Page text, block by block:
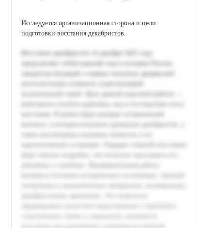
Исследуется организационная сторона и цели
подготовки восстания декабристов.